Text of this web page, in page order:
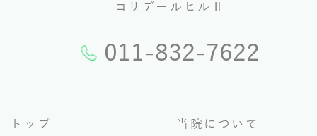
コリデールヒルⅡ
011-832-7622
トップ 当院について